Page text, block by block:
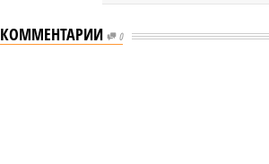
КОММЕНТАРИИ 0